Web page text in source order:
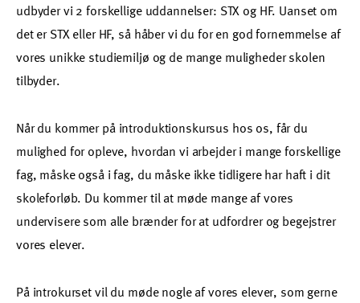
udbyder vi 2 forskellige uddannelser: STX og HF. Uanset om
det er STX eller HF, så håber vi du for en god fornemmelse af
vores unikke studiemiljø og de mange muligheder skolen
tilbyder.
Når du kommer på introduktionskursus hos os, får du
mulighed for opleve, hvordan vi arbejder i mange forskellige
fag, måske også i fag, du måske ikke tidligere har haft i dit
skoleforløb. Du kommer til at møde mange af vores
undervisere som alle brænder for at udfordrer og begejstrer
vores elever.
På introkurset vil du møde nogle af vores elever, som gerne